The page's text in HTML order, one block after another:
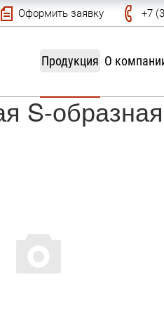
Оформить заявку +7
Продукция О
S-